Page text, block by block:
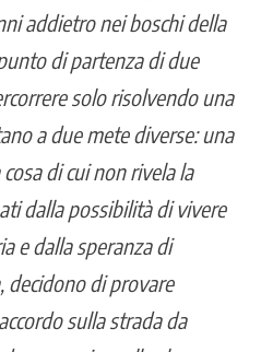
addietro nei boschi della
di partenza di due
solo risolvendo una
a due mete diverse: una
di cui non rivela la
dalla possibilità di vivere
e dalla speranza di
decidono di provare
sulla strada da